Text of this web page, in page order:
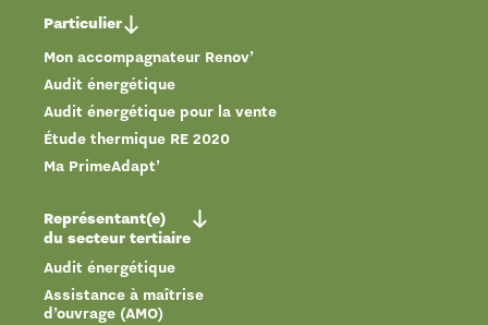
Particulier
Mon accompagnateur Renov’
Audit énergétique
Audit énergétique pour la vente
Étude thermique RE 2020
Ma PrimeAdapt’
Représentant(e)
du secteur tertiaire
Audit énergétique
Assistance à maîtrise
d’ouvrage (AMO)